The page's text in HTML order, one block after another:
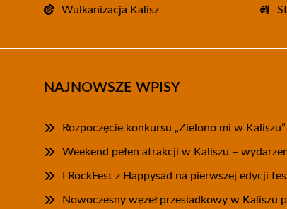
Wulkanizacja Kalisz
NAJNOWSZE WPISY
Rozpoczęcie konkursu „Zielono mi w
Weekend pełen atrakcji w Kaliszu –
I RockFest z Happysad na pierwszej edycji
Nowoczesny węzeł przesiadkowy w Kaliszu